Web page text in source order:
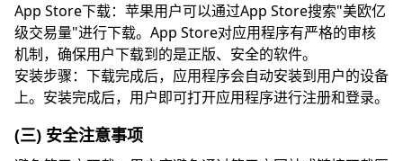
App Store下载：苹果用户可以通过App Store搜索"美欧亿
级交易量"进行下载。App Store对应用程序有严格的审核
机制，确保用户下载到的是正版、安全的软件。
安装步骤：下载完成后，应用程序会自动安装到用户的设备
上。安装完成后，用户即可打开应用程序进行注册和登录。
(三) 安全注意事项